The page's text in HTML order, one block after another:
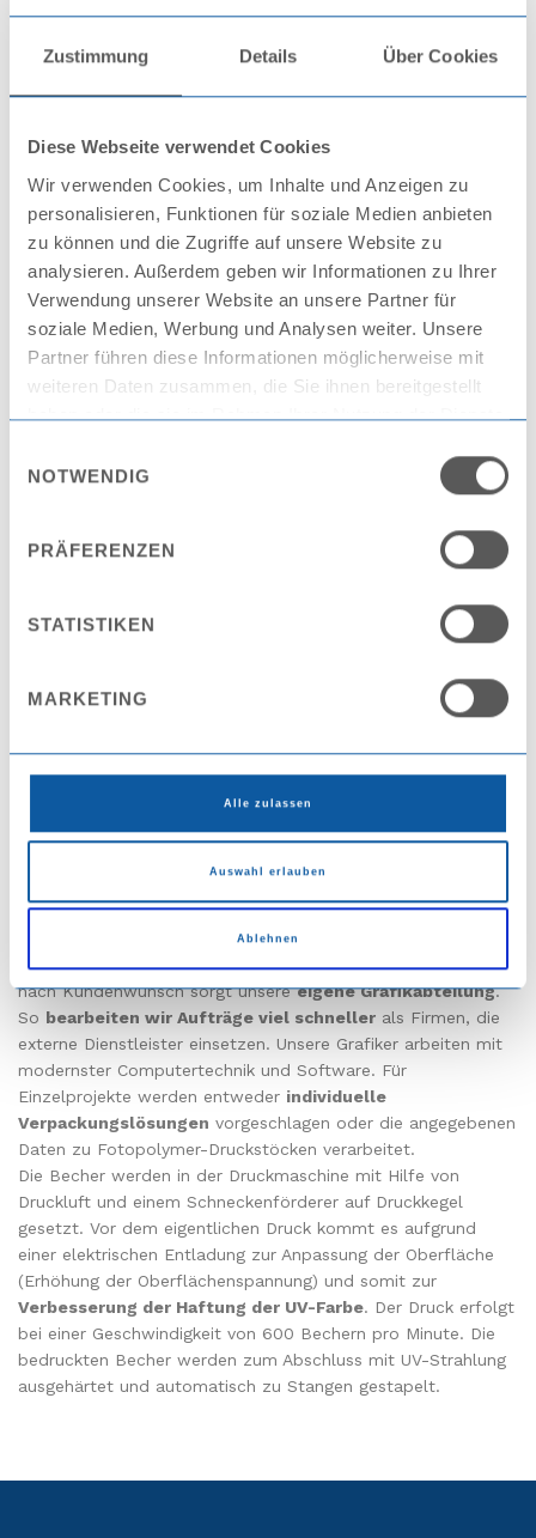
Zustimmung Details Über Cookies
Diese Webseite verwendet Cookies
Wir verwenden Cookies, um Inhalte und Anzeigen zu
personalisieren, Funktionen für soziale Medien anbieten
zu können und die Zugriffe auf unsere Website zu
analysieren. Außerdem geben wir Informationen zu Ihrer
Verwendung unserer Website an unsere Partner für
soziale Medien, Werbung und Analysen weiter. Unsere
Partner führen diese Informationen möglicherweise mit
weiteren Daten zusammen, die Sie ihnen bereitgestellt
haben oder die sie im Rahmen Ihrer Nutzung der Dienste
NOTWENDIG
PRÄFERENZEN
STATISTIKEN
MARKETING
Alle zulassen
Auswahl erlauben
Ablehnen
In den Formungsmaschinen wir die Folie zu einem
155 °C) und wird weich. Mit Hilfe von Druckluft, Unterdruck,
erforderliche Form gebracht. An den Maschinen ILLIG, TFT
und KIEFEL erfolgt dasFormen und Schneidenin einem
kombinierten Gerät. An den Maschinen AV und AMUT erfolgt
das Formen in zwei Schritten. Die fertigen Produktestapeln
wir zu Stangen und verpacken sie in Kartons.
Den qualitativen, bis zu achtfarbigen Druck realisieren wir mit
Trockenoffsettechnikauf Schweizer Maschinen
der Marke Polytype. Für die Vorbereitung individueller Drucke
nach Kundenwunsch sorgt unsereeigene Grafikabteilung.
So bearbeiten wir Aufträge viel schneller als Firmen, die
externe Dienstleister einsetzen. Unsere Grafiker arbeiten mit
modernster Computertechnik und Software. Für
Einzelprojekte werden entweder individuelle
Verpackungslösungen vorgeschlagen oder die angegebenen
Daten zu Fotopolymer-Druckstöcken verarbeitet.
Die Becher werden in der Druckmaschine mit Hilfe von
Druckluft und einem Schneckenförderer auf Druckkegel
gesetzt. Vor dem eigentlichen Druck kommt es aufgrund
einer elektrischen Entladung zur Anpassung der Oberfläche
(Erhöhung der Oberflächenspannung) und somit zur
Verbesserung der Haftung der UV-Farbe. Der Druck erfolgt
bei einer Geschwindigkeit von 600 Bechern pro Minute. Die
bedruckten Becher werden zum Abschluss mit UV-Strahlung
ausgehärtet und automatisch zu Stangen gestapelt.